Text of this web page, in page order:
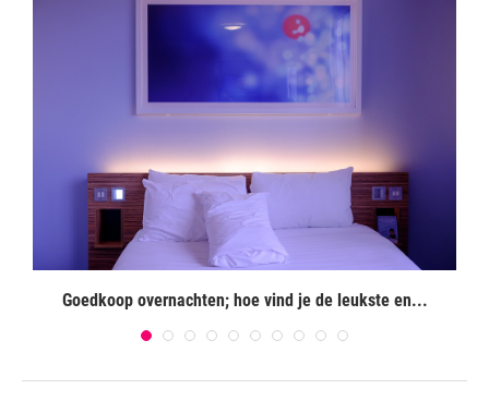
Goedkoop overnachten; hoe vind je de leukste en...